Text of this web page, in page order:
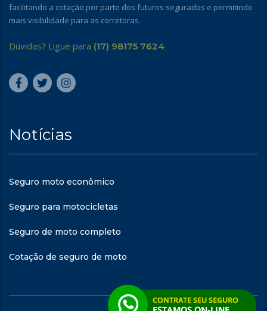
facilitando a cotação por parte dos futuros segurados e permitindo
mais visibilidade para as corretoras.
Dúvidas? Ligue para (17) 98175 7624
Notícias
Seguro moto econômico
Seguro para motocicletas
Seguro de moto completo
Cotação de seguro de moto